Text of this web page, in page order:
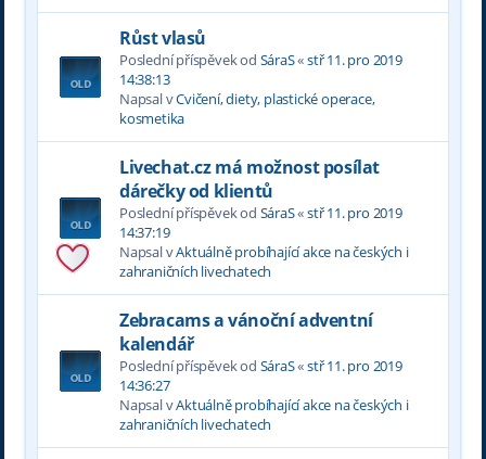
Růst vlasů
Poslední příspěvek od SáraS«stř 11. pro 2019
14:38:13
Napsal vCvičení, diety, plastické operace,
kosmetika
Livechat.cz má možnost posílat
dárečky od klientů
Poslední příspěvek od SáraS«stř 11. pro 2019
14:37:19
Napsal vAktuálně probíhající akce na českých i
zahraničních livechatech
Zebracams a vánoční adventní
kalendář
Poslední příspěvek od SáraS«stř 11. pro 2019
14:36:27
Napsal vAktuálně probíhající akce na českých i
zahraničních livechatech